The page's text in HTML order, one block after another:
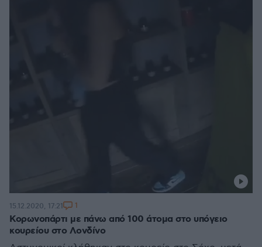
Κορωνοπάρτι με πάνω από 100 άτομα στο υπόγειο
κουρείου στο Λονδίνο
15.12.2020, 17:21 1